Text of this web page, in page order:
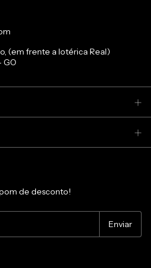
(em frente a lotérica Real)
GO
de desconto!